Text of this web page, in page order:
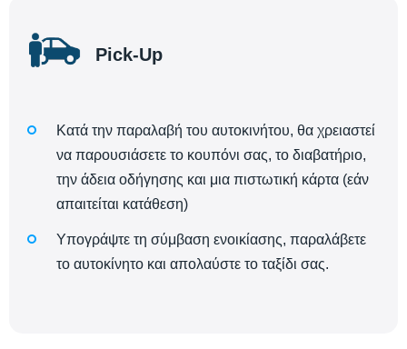
Pick-Up
Κατά την παραλαβή του αυτοκινήτου, θα χρειαστεί
να παρουσιάσετε το κουπόνι σας, το διαβατήριο,
την άδεια οδήγησης και μια πιστωτική κάρτα (εάν
απαιτείται κατάθεση)
Υπογράψτε τη σύμβαση ενοικίασης, παραλάβετε
το αυτοκίνητο και απολαύστε το ταξίδι σας.